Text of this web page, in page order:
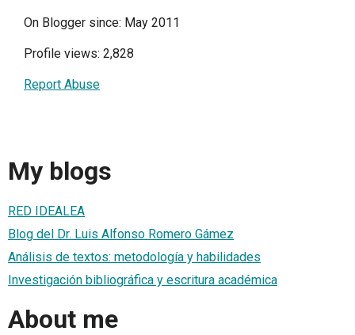
On Blogger since: May 2011
Profile views: 2,828
Report Abuse
My blogs
RED IDEALEA
Blog del Dr. Luis Alfonso Romero Gámez
Análisis de textos: metodología y habilidades
Investigación bibliográfica y escritura académica
About me